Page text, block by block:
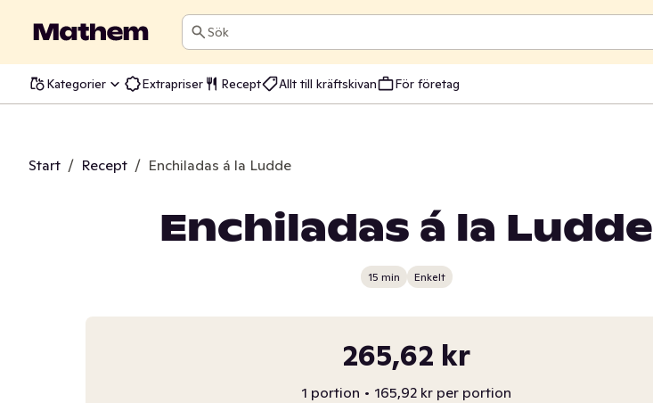
Sök
Kategorier Extrapriser Recept Allt till kräftskivan För företag
Start / Recept / Enchiladas á la Ludde
Enchiladas á la Ludde
15 min Enkelt
265,62 kr
1 portion • 165,92 kr per portion